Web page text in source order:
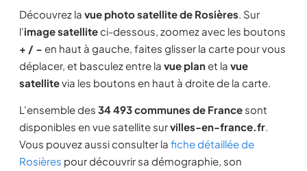
Découvrez la vue photo satellite de Rosières. Sur
l'image satelliteci-dessous, zoomez avec les boutons
+ / − en haut à gauche, faites glisser la carte pour vous
déplacer, et basculez entre la vue planet la vue
satellitevia les boutons en haut à droite de la carte.
L'ensemble des 34 493 communes de France sont
disponibles en vue satellite survilles-en-france.fr.
Vous pouvez aussi consulter la fiche détaillée de
Rosières pour découvrir sa démographie, son